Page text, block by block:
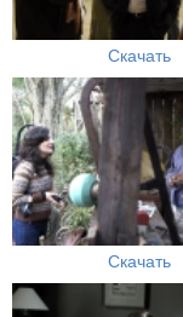
Скачать
Скачать